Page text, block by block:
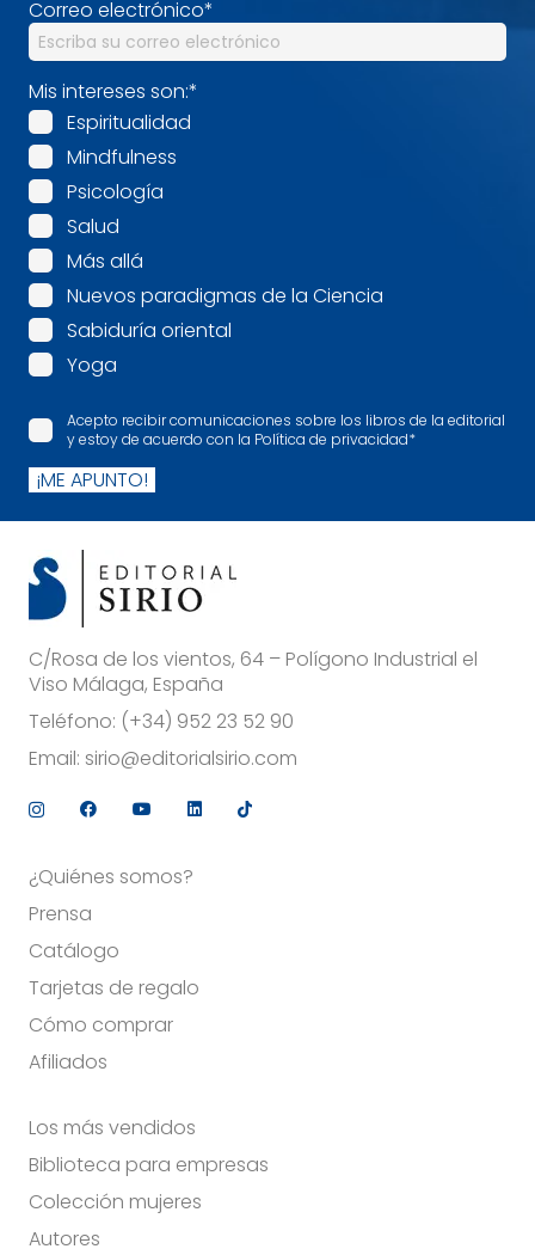
Correo electrónico*
Mis intereses son:*
Espiritualidad
Mindfulness
Psicología
Salud
Más allá
Nuevos paradigmas de la Ciencia
Sabiduría oriental
Yoga
Acepto recibir comunicaciones sobre los libros de la editorial
y estoy de acuerdo con la Política de privacidad*
¡ME APUNTO!
C/Rosa de los vientos, 64 – Polígono Industrial el
Viso Málaga, España
Teléfono: (+34) 952 23 52 90
Email: sirio@editorialsirio.com
¿Quiénes somos?
Prensa
Catálogo
Tarjetas de regalo
Cómo comprar
Afiliados
Los más vendidos
Biblioteca para empresas
Colección mujeres
Autores